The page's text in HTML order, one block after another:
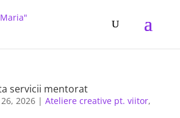
servicii mentorat
2026| Ateliere creative pt. viitor,